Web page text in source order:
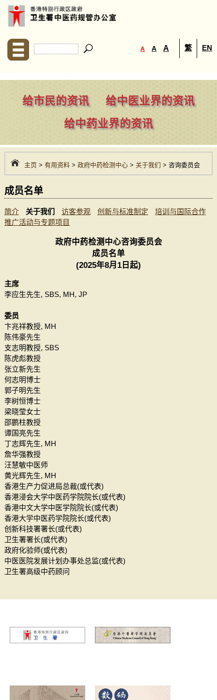
A A A 繁 EN
给市民的资讯
给中医业界的资讯
给中药业界的资讯
主页> 有用资料> 政府中药检测中心> 关于我们 > 咨询委员会
成员名单
简介 关于我们 访客参观 创新与标准制定
培训与国际合作
推广活动与专题项目​
政府中药检测中心咨询委员会
成员名单
(2025年8月1日起)
主席
李应生先生, SBS, MH, JP
委员
卞兆祥教授, MH
陈伟豪先生
支志明教授, SBS
陈虎彪教授
张立新先生
何志明博士
郭子明先生
李树恒博士
梁晓莹女士
邵鹏柱教授
谭国亮先生
丁志辉先生, MH
詹华强教授
汪慧敏中医师
黄光辉先生, MH
香港生产力促进局总裁(或代表)
香港浸会大学中医药学院院长(或代表)
香港中文大学中医学院院长(或代表)
香港大学中医药学院院长(或代表)
创新科技署署长(或代表)
卫生署署长(或代表)
政府化验师(或代表)
中医医院发展计划办事处总监(或代表)
卫生署高级中药顾问